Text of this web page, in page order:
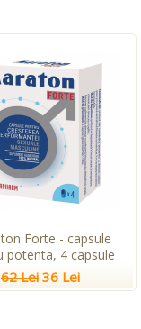
Forte - capsule
potenta, 4 capsule
62 Lei 36 Lei